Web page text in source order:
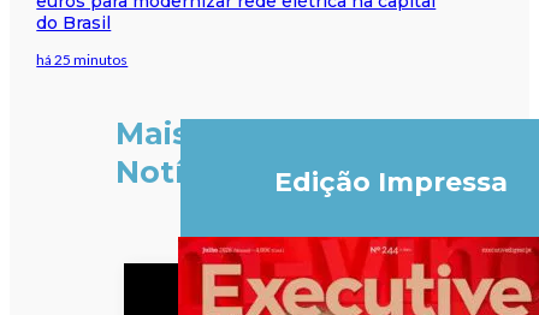
do Brasil
há 25 minutos
Mais
Notícias
Edição Impressa